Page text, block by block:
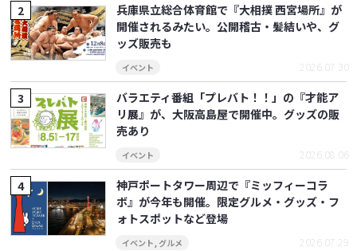
兵庫県立総合体育館で『大相撲 西宮場所』が
開催されるみたい。公開稽古・髪結いや、グ
ッズ販売も
イベント 2026.07.30
バラエティ番組「プレバト！！」の『才能ア
リ展』が、大阪高島屋で開催中。グッズの販
売あり
イベント 2026.08.06
神戸ポートタワー周辺で『ミッフィーコラ
ボ』が今年も開催。限定グルメ・グッズ・フ
ォトスポットなど登場
イベント グルメ 2026.07.29